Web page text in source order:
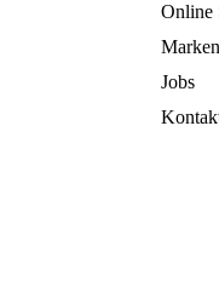
Online
Marken
Jobs